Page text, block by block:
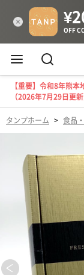
【重要】令和8年熊
（2026年7月29日更新
タンプホーム > 食品